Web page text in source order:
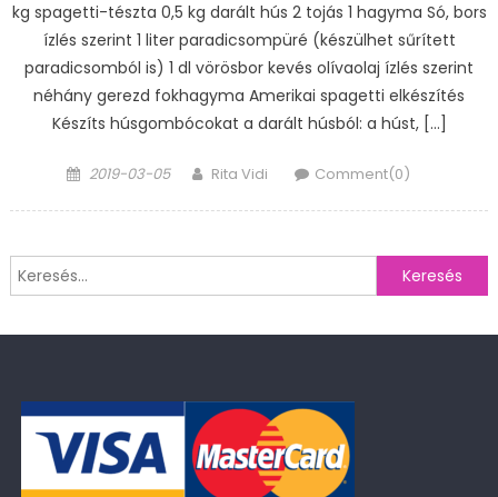
kg spagetti-tészta 0,5 kg darált hús 2 tojás 1 hagyma Só, bors
ízlés szerint 1 liter paradicsompüré (készülhet sűrített
paradicsomból is) 1 dl vörösbor kevés olívaolaj ízlés szerint
néhány gerezd fokhagyma Amerikai spagetti elkészítés
Készíts húsgombócokat a darált húsból: a húst, […]
Posted
2019-03-05 Author
Rita Vidi Comment(0)
Keresés: